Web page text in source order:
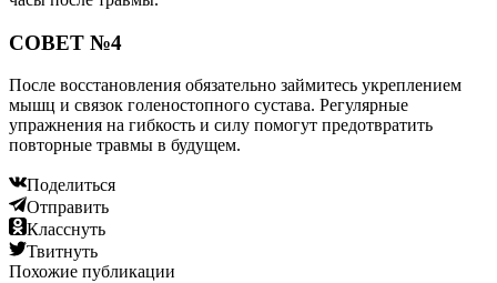
СОВЕТ №4
После восстановления обязательно займитесь укреплением
мышц и связок голеностопного сустава. Регулярные
упражнения на гибкость и силу помогут предотвратить
повторные травмы в будущем.
Поделиться
Отправить
Класснуть
Твитнуть
Похожие публикации